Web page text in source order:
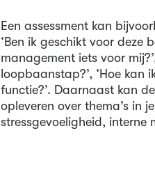
Een assessment kan
‘Ben ik geschikt voor deze
management iets voor
loopbaanstap?’, ‘Hoe kan
functie?’. Daarnaast kan
opleveren over thema’s in
stressgevoeligheid, interne